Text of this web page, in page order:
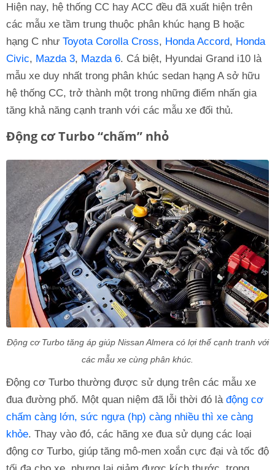
Hiện nay, hệ thống CC hay ACC đều đã xuất hiện trên
các mẫu xe tầm trung thuộc phân khúc hạng B hoặc
hạng C như Toyota Corolla Cross, Honda Accord, Honda
Civic, Mazda 3, Mazda 6. Cá biệt, Hyundai Grand i10 là
mẫu xe duy nhất trong phân khúc sedan hạng A sở hữu
hệ thống CC, trở thành một trong những điểm nhấn gia
tăng khả năng cạnh tranh với các mẫu xe đối thủ.
Động cơ Turbo “chấm” nhỏ
Động cơ Turbo tăng áp giúp Nissan Almera có lợi thế cạnh tranh với
các mẫu xe cùng phân khúc.
Động cơ Turbo thường được sử dụng trên các mẫu xe
đua đường phố. Một quan niệm đã lỗi thời đó là động cơ
chấm càng lớn, sức ngựa (hp) càng nhiều thì xe càng
khỏe. Thay vào đó, các hãng xe đua sử dụng các loại
động cơ Turbo, giúp tăng mô-men xoắn cực đại và tốc độ